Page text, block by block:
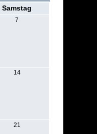
Samstag
7
14
21